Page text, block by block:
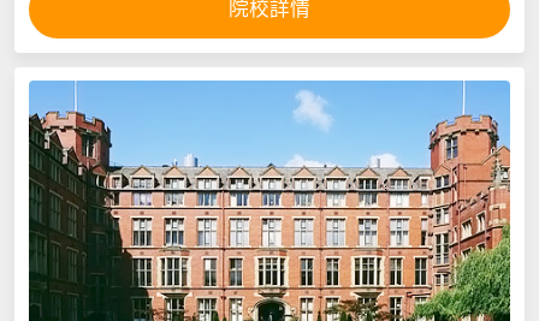
院校詳情